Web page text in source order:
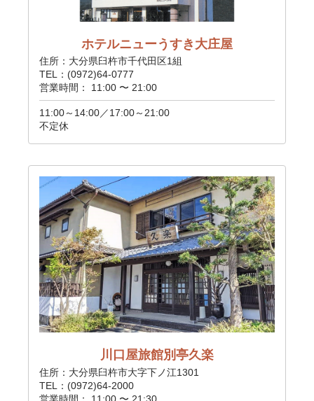
ホテルニューうすき大庄屋
住所：大分県臼杵市千代田区1組
TEL：(0972)64-0777
営業時間： 11:00 〜 21:00
11:00～14:00／17:00～21:00
不定休
川口屋旅館別亭久楽
住所：大分県臼杵市大字下ノ江1301
TEL：(0972)64-2000
営業時間： 11:00 〜 21:30